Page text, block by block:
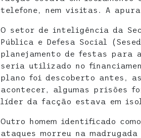
telefone, nem visitas. A
O setor de inteligência da
Pública e Defesa Social
planejamento de festas para
seria utilizado no
plano foi descoberto antes,
acontecer, algumas prisões
líder da facção estava em
Outro homem identificado
ataques morreu na